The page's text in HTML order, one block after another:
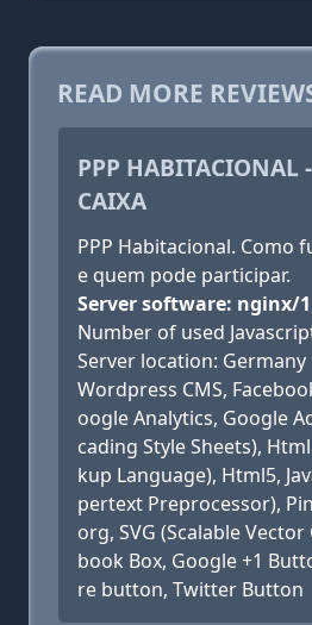
READ MORE
PPP HABITACIONAL
CAIXA
PPP Habitacional. Como
e quem pode participar.
Server software: nginx/
Number of used
Server location: Germany
Wordpress CMS,
oogle Analytics, Google
cading Style Sheets),
kup Language), Html5,
pertext Preprocessor),
org, SVG (Scalable Vector
book Box, Google +1
re button, Twitter Button